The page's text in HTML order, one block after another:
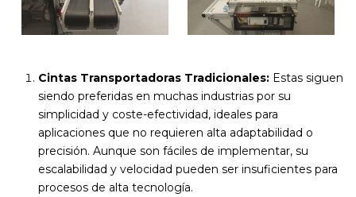
Cintas Transportadoras Tradicionales: Estas siguen
siendo preferidas en muchas industrias por su
simplicidad y coste-efectividad, ideales para
aplicaciones que no requieren alta adaptabilidad o
precisión. Aunque son fáciles de implementar, su
escalabilidad y velocidad pueden ser insuficientes para
procesos de alta tecnología.